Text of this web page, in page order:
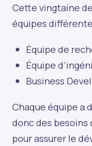
Cette vingtaine
équipes
Équipe de
Équipe
Business
Chaque équipe a
donc des
pour assurer le